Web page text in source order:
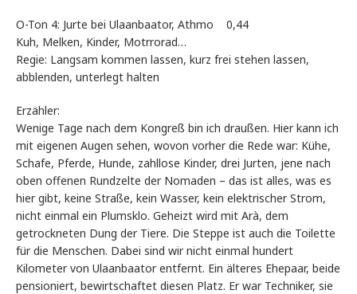
O-Ton 4: Jurte bei Ulaanbaator, Athmo 0,44
Kuh, Melken, Kinder, Motrrorad…
Regie: Langsam kommen lassen, kurz frei stehen lassen,
abblenden, unterlegt halten
Erzähler:
Wenige Tage nach dem Kongreß bin ich draußen. Hier kann ich
mit eigenen Augen sehen, wovon vorher die Rede war: Kühe,
Schafe, Pferde, Hunde, zahllose Kinder, drei Jurten, jene nach
oben offenen Rundzelte der Nomaden – das ist alles, was es
hier gibt, keine Straße, kein Wasser, kein elektrischer Strom,
nicht einmal ein Plumsklo. Geheizt wird mit Arà, dem
getrockneten Dung der Tiere. Die Steppe ist auch die Toilette
für die Menschen. Dabei sind wir nicht einmal hundert
Kilometer von Ulaanbaator entfernt. Ein älteres Ehepaar, beide
pensioniert, bewirtschaftet diesen Platz. Er war Techniker, sie